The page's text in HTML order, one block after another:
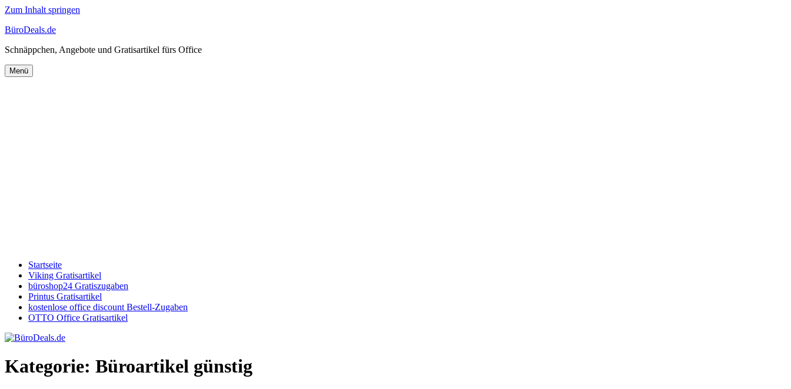
Zum Inhalt springen
BüroDeals.de
Schnäppchen, Angebote und Gratisartikel fürs Office
Menü
Startseite
Viking Gratisartikel
büroshop24 Gratiszugaben
Printus Gratisartikel
kostenlose office discount Bestell-Zugaben
OTTO Office Gratisartikel
Kategorie: Büroartikel günstig